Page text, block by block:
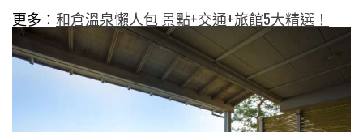
更多： 和倉溫泉懶人包 景點+交通+旅館5大精選！